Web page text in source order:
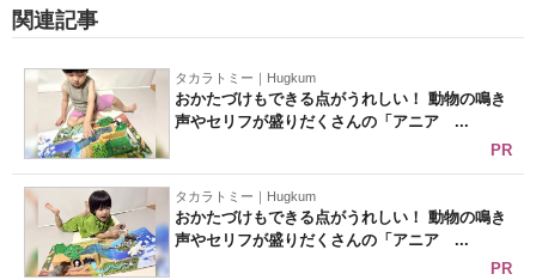
製造業のIT導入・活用を支援
モノづくり技術者専門サイト
エレクトロニクス専門サイト
電子設計の基本と応用
エネルギーの専門メディア
関連記事
タカラトミー｜Hugkum
おかたづけもできる点がうれしい！ 動物の鳴き
声やセリフが盛りだくさんの「アニア ...
PR
タカラトミー｜Hugkum
おかたづけもできる点がうれしい！ 動物の鳴き
声やセリフが盛りだくさんの「アニア ...
PR